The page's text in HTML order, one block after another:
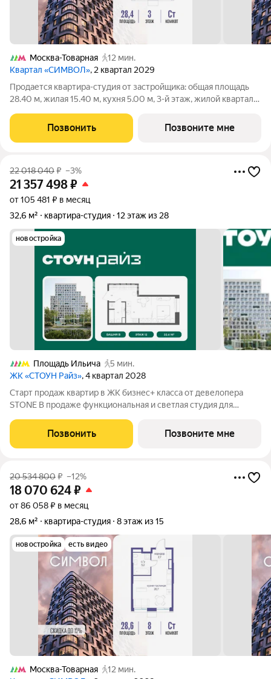
Москва-Товарная
12 мин.
Квартал «СИМВОЛ», 2 квартал 2029
Продается квартира-студия от застройщика: общая площадь
28.40 м, жилая 15.40 м, кухня 5.00 м, 3-й этаж, жилой квартал
года. Позвоните сейчас и забронируйте квартиру! Квартал
бизнес-класса
Позвонить Позвоните мне
22 018 040₽ –3%
21 357 498₽
от 105 481 ₽ в месяц
32,6 м²
квартира-студия 12 этаж из 28
новостройка
Площадь Ильича
5 мин.
ЖК «СТОУН Райз», 4 квартал 2028
Старт продаж квартир в ЖК бизнес+ класса от девелопера
STONE В продаже функциональная и светлая студия для
молодым парам и небольшим семьям. Квартира расположена
в камерном низкоэтажном жилом
Позвонить Позвоните мне
20 534 800₽ –12%
18 070 624₽
от 86 058 ₽ в месяц
28,6 м²
квартира-студия 8 этаж из 15
новостройка есть видео
Москва-Товарная
12 мин.